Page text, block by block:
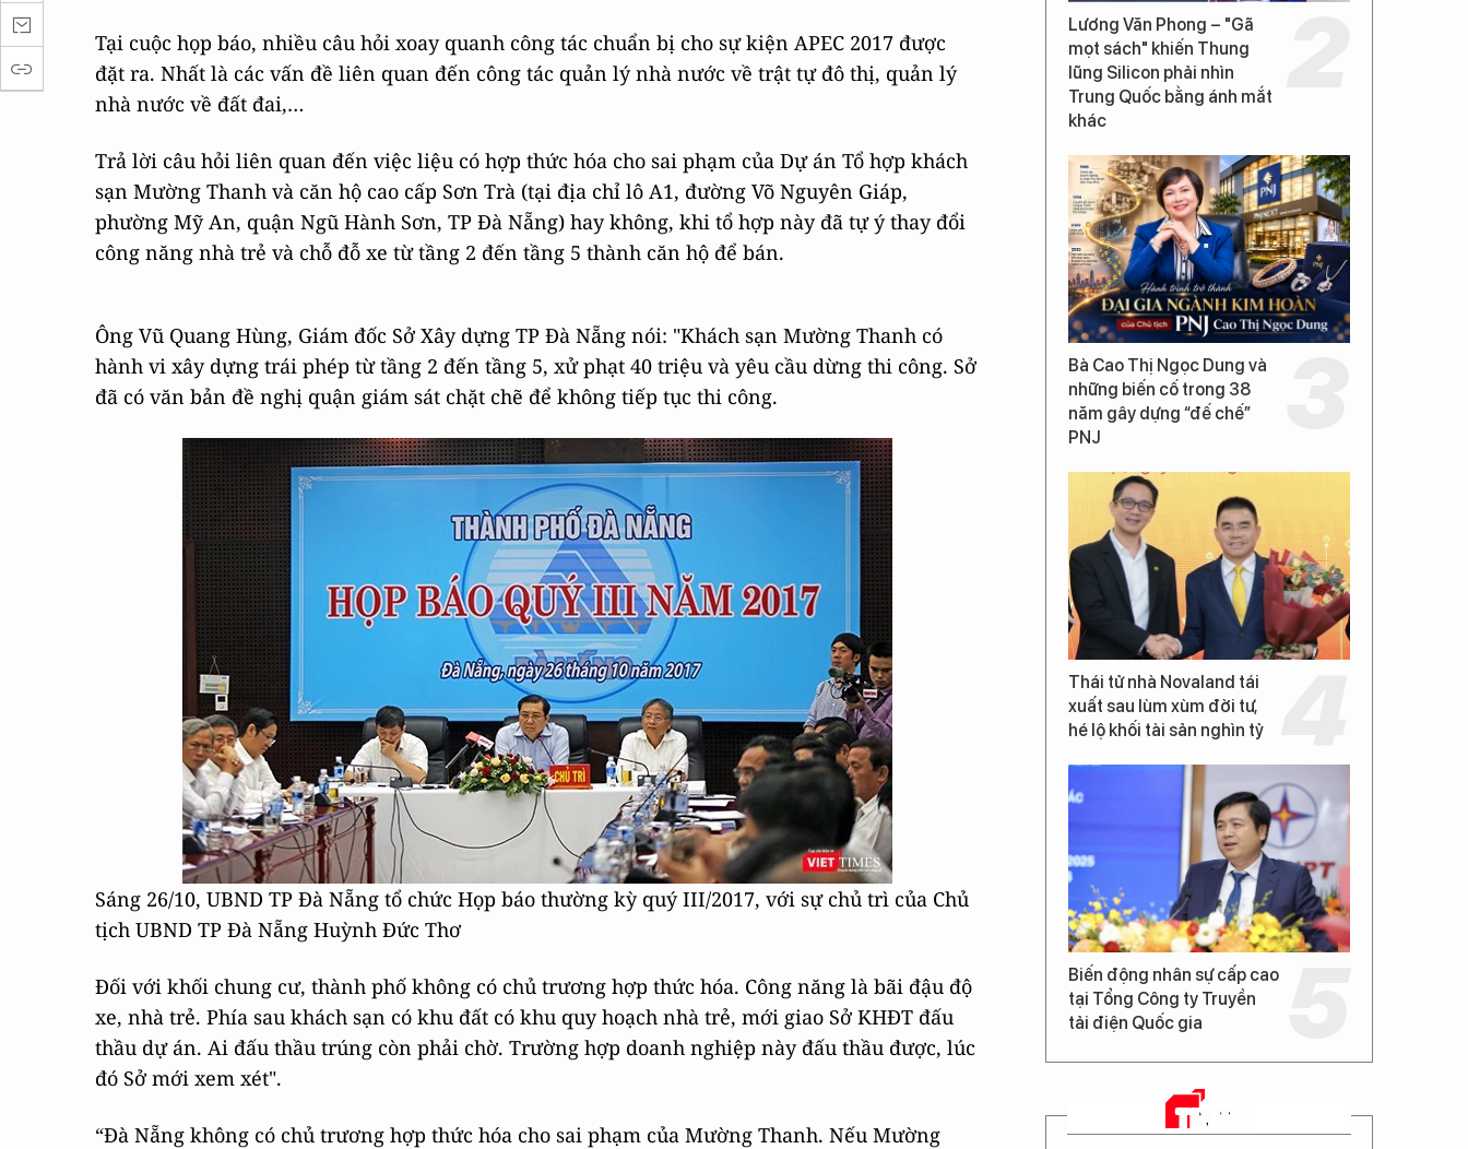
Tại cuộc họp báo, nhiều câu hỏi xoay quanh công tác chuẩn bị cho sự kiện APEC 2017 được
đặt ra. Nhất là các vấn đề liên quan đến công tác quản lý nhà nước về trật tự đô thị, quản lý
nhà nước về đất đai,…
Trả lời câu hỏi liên quan đến việc liệu có hợp thức hóa cho sai phạm của Dự án Tổ hợp khách
sạn Mường Thanh và căn hộ cao cấp Sơn Trà (tại địa chỉ lô A1, đường Võ Nguyên Giáp,
phường Mỹ An, quận Ngũ Hành Sơn, TP Đà Nẵng) hay không, khi tổ hợp này đã tự ý thay đổi
công năng nhà trẻ và chỗ đỗ xe từ tầng 2 đến tầng 5 thành căn hộ để bán.
Ông Vũ Quang Hùng, Giám đốc Sở Xây dựng TP Đà Nẵng nói: "Khách sạn Mường Thanh có
hành vi xây dựng trái phép từ tầng 2 đến tầng 5, xử phạt 40 triệu và yêu cầu dừng thi công. Sở
đã có văn bản đề nghị quận giám sát chặt chẽ để không tiếp tục thi công.
Sáng 26/10, UBND TP Đà Nẵng tổ chức Họp báo thường kỳ quý III/2017, với sự chủ trì của Chủ
tịch UBND TP Đà Nẵng Huỳnh Đức Thơ
Đối với khối chung cư, thành phố không có chủ trương hợp thức hóa. Công năng là bãi đậu độ
xe, nhà trẻ. Phía sau khách sạn có khu đất có khu quy hoạch nhà trẻ, mới giao Sở KHĐT đấu
thầu dự án. Ai đấu thầu trúng còn phải chờ. Trường hợp doanh nghiệp này đấu thầu được, lúc
đó Sở mới xem xét".
“Đà Nẵng không có chủ trương hợp thức hóa cho sai phạm của Mường Thanh. Nếu Mường
Lương Văn Phong – "Gã
mọt sách" khiến Thung
lũng Silicon phải nhìn
Trung Quốc bằng ánh mắt
khác
Bà Cao Thị Ngọc Dung và
những biến cố trong 38
năm gây dựng “đế chế”
PNJ
Thái tử nhà Novaland tái
xuất sau lùm xùm đời tư,
hé lộ khối tài sản nghìn tỷ
Biến động nhân sự cấp cao
tại Tổng Công ty Truyền
tải điện Quốc gia
TIN MỚI